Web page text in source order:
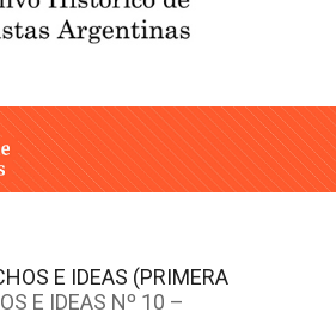
E IDEAS (PRIMERA
E IDEAS Nº 10 –